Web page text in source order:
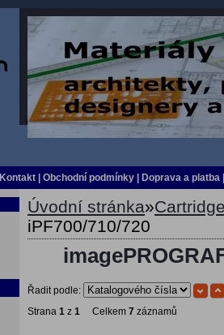
Kontakt Obchodní podmínky Doprava a platba
Úvodní stránka»
iPF700/710/720
Řadit podle:
Strana 1 z 1 Celkem 7 záznamů